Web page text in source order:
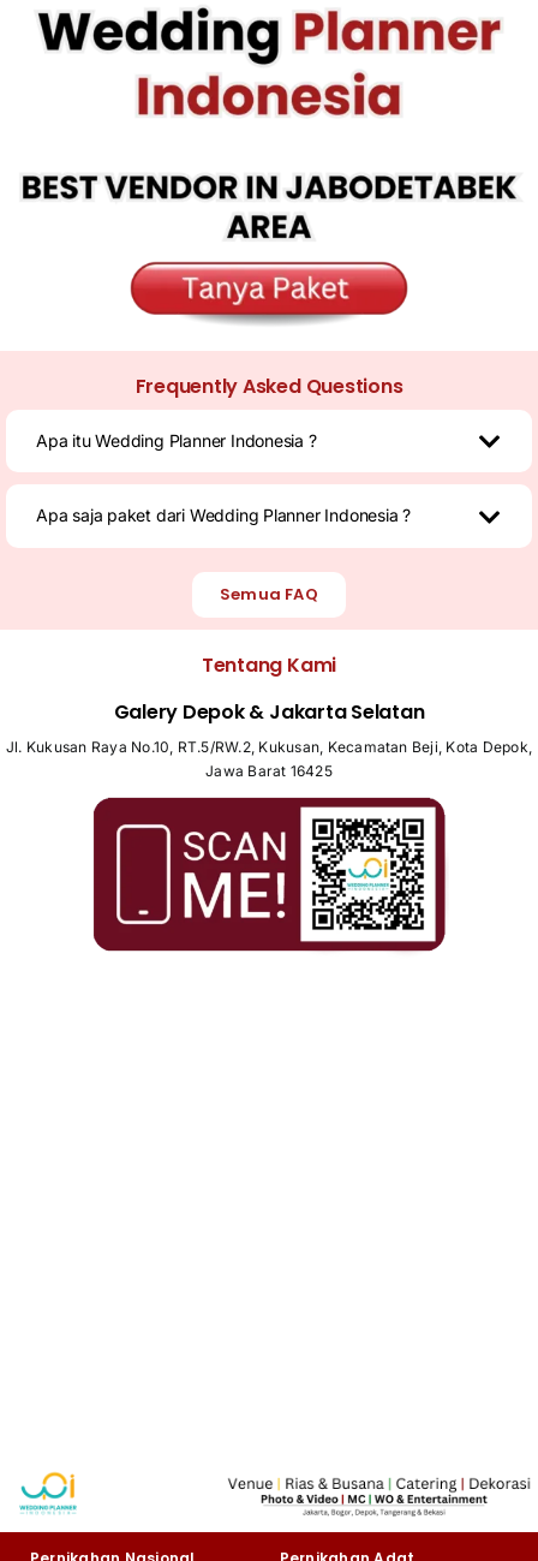
Frequently Asked Questions
Apa itu Wedding Planner Indonesia ?
Apa saja paket dari Wedding Planner Indonesia ?
Semua FAQ
Tentang Kami
Galery Depok & Jakarta Selatan
Jl. Kukusan Raya No.10, RT.5/RW.2, Kukusan, Kecamatan Beji, Kota Depok,
Jawa Barat 16425